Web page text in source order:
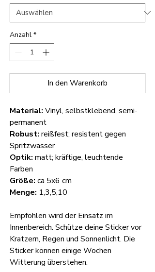
Anzahl *
In den Warenkorb
Material: Vinyl, selbstklebend, semi-
permanent
Robust: reißfest; resistent gegen
Spritzwasser
Optik: matt; kräftige, leuchtende
Farben
Größe: ca 5x6 cm
Menge: 1,3,5,10
Empfohlen wird der Einsatz im
Innenbereich. Schütze deine Sticker vor
Kratzern, Regen und Sonnenlicht. Die
Sticker können einige Wochen
Witterung überstehen.